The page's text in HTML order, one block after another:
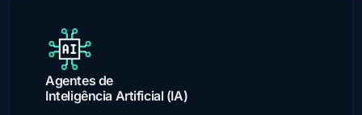
Agentes de
Inteligência Artificial (IA)